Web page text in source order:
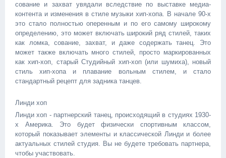
сование и захват увядали вследствие по выставке медиа-
контента и изменения в стиле музыки хип-хопа. В начале 90-х
это стало полностью оперенным и по его самому широкому
определению, это может включать широкий ряд стилей, таких
как ломка, сование, захват, и даже содержать танец. Это
может также включать много стилей, просто маркированных
как хип-хоп, старый Студийный хип-хоп (или шумиха), новый
стиль хип-хопа и плавание вольным стилем, и стало
стандартный рецепт для задника танцев.
Линди хоп
Линди хоп - партнерский танец, происходящий в студиях 1930-
х Америка. Это будет физически спортивным классом,
который показывает элементы и классической Линди и более
актуальных стилей студия. Вы не будете требовать партнера,
чтобы участвовать.